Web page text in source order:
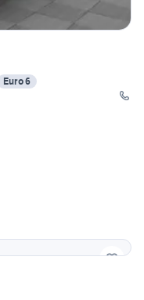
Euro 6